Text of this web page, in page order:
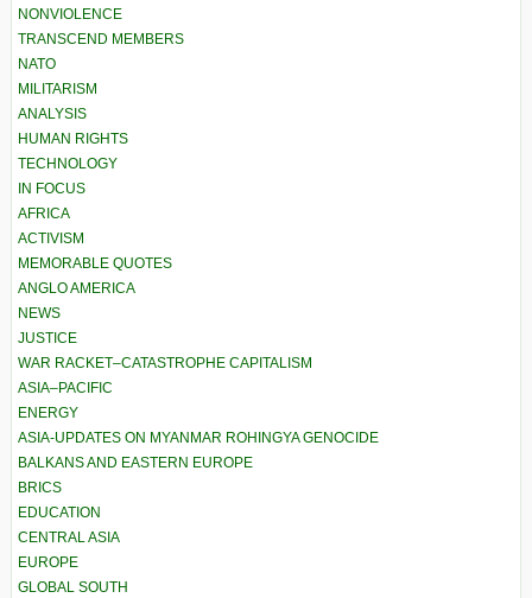
NONVIOLENCE
TRANSCEND MEMBERS
NATO
MILITARISM
ANALYSIS
HUMAN RIGHTS
TECHNOLOGY
IN FOCUS
AFRICA
ACTIVISM
MEMORABLE QUOTES
ANGLO AMERICA
NEWS
JUSTICE
WAR RACKET–CATASTROPHE CAPITALISM
ASIA–PACIFIC
ENERGY
ASIA-UPDATES ON MYANMAR ROHINGYA GENOCIDE
BALKANS AND EASTERN EUROPE
BRICS
EDUCATION
CENTRAL ASIA
EUROPE
GLOBAL SOUTH